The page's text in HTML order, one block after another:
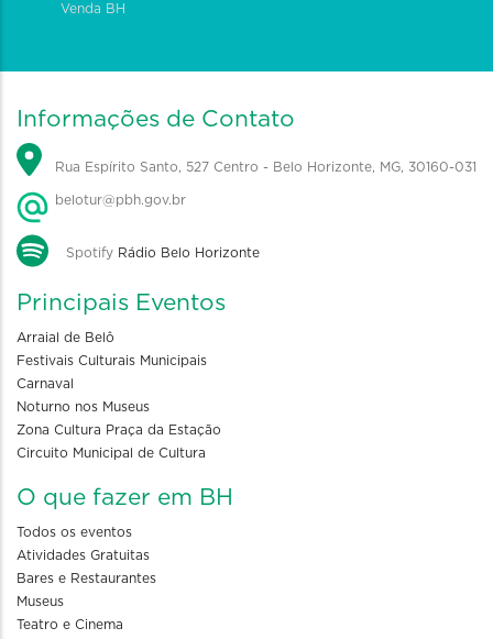
Venda BH
Informações de Contato
Rua Espírito Santo, 527 Centro - Belo Horizonte, MG, 30160-031
belotur@pbh.gov.br
Spotify Rádio Belo Horizonte
Principais Eventos
Arraial de Belô
Festivais Culturais Municipais
Carnaval
Noturno nos Museus
Zona Cultura Praça da Estação
Circuito Municipal de Cultura
O que fazer em BH
Todos os eventos
Atividades Gratuitas
Bares e Restaurantes
Museus
Teatro e Cinema